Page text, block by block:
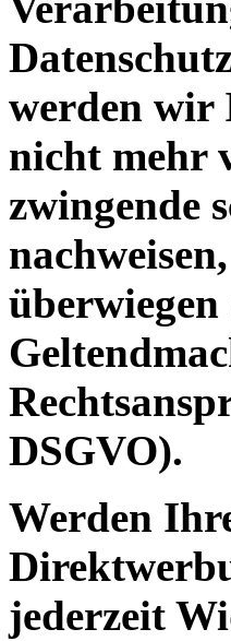
werden wir
nicht mehr
zwingende
DSGVO).
Werden
jederzeit